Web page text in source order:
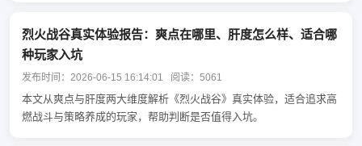
烈火战谷真实体验报告：爽点在哪里、肝度怎么样、适合哪
种玩家入坑
发布时间：2026-06-15 16:14:01 阅读：5061
本文从爽点与肝度两大维度解析《烈火战谷》真实体验，适合追求高
燃战斗与策略养成的玩家，帮助判断是否值得入坑。